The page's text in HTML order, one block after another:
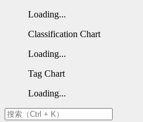
Loading...
Classification Chart
Loading...
Tag Chart
Loading...